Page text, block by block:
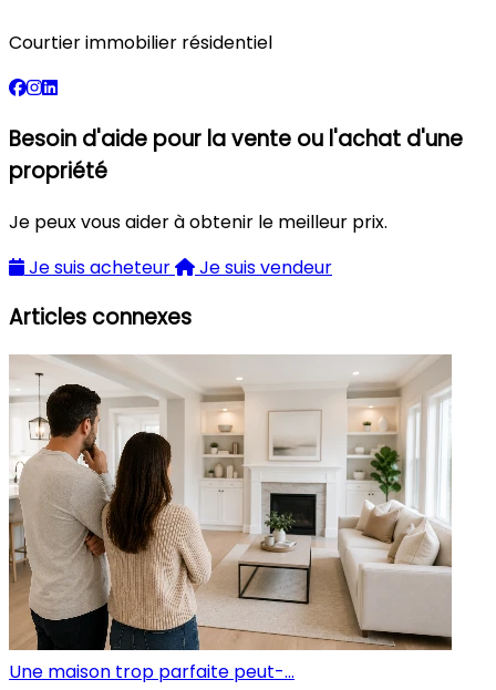
Courtier immobilier résidentiel
Besoin d'aide pour la vente ou l'achat d'une
propriété
Je peux vous aider à obtenir le meilleur prix.
Je suis acheteur
Je suis vendeur
Articles connexes
Une maison trop parfaite peut-...